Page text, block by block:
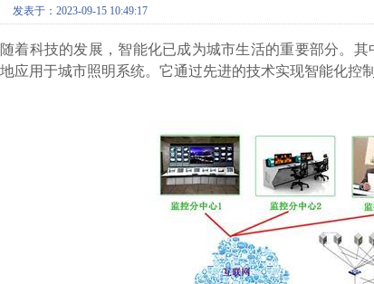
发表于：2023-09-15 10:49:17
随着科技的发展，智能化已成为城市生活的重要部分。其
地应用于城市照明系统。它通过先进的技术实现智能化控